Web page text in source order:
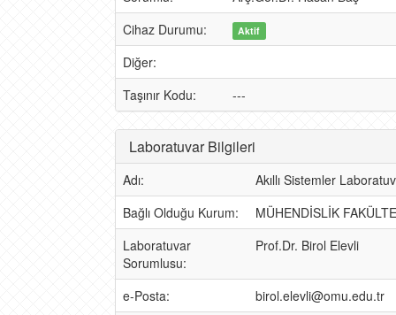
Cihaz Durumu:
Aktif
Diğer:
Taşınır Kodu:
---
Laboratuvar Bilgileri
Adı:
Akıllı Sistemler
Bağlı Olduğu Kurum:
MÜHENDİSLİK
Laboratuvar
Sorumlusu:
Prof.Dr. Birol Elevli
e-Posta:
birol.elevli@omu.edu.tr